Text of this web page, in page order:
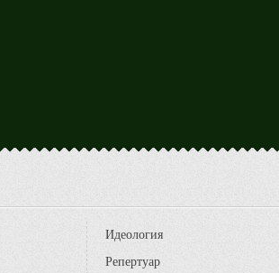
Идеология
Репертуар